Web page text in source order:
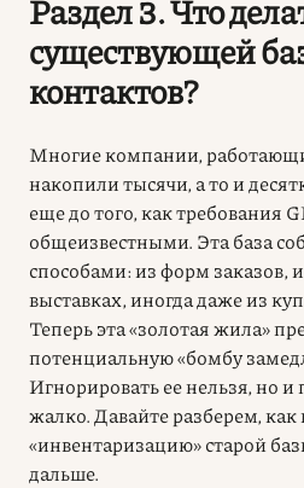
Раздел 3. Что
существующей
контактов?
Многие компании,
накопили тысячи, а то и
еще до того, как требования
общеизвестными. Эта база
способами: из форм заказов,
выставках, иногда даже из
Теперь эта «золотая жила»
потенциальную «бомбу
Игнорировать ее нельзя, но и
жалко. Давайте разберем,
«инвентаризацию» старой
дальше.